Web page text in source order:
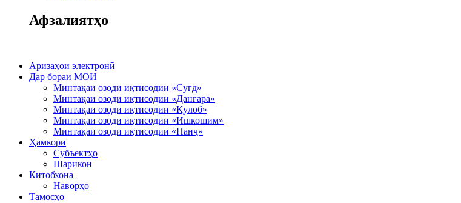
Афзалиятҳо
Аризаҳои электронӣ
Дар бораи МОИ
Минтақаи озоди иқтисодии «Суғд»
Минтақаи озоди иқтисодии «Данғара»
Минтақаи озоди иқтисодии «Кӯлоб»
Минтақаи озоди иқтисодии «Ишкошим»
Минтақаи озоди иқтисодии «Панҷ»
Ҳамкорӣ
Субъектҳо
Шарикон
Китобхона
Наворҳо
Тамосҳо